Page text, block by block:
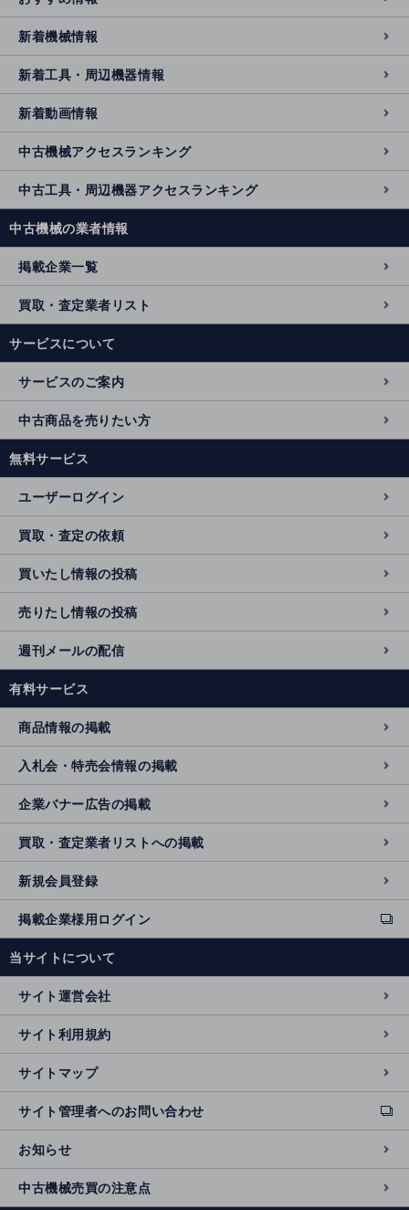
新着機械情報
新着工具・周辺機器情報
新着動画情報
中古機械アクセスランキング
中古工具・周辺機器アクセスランキング
中古機械の業者情報
掲載企業一覧
買取・査定業者リスト
サービスについて
サービスのご案内
中古商品を売りたい方
無料サービス
ユーザーログイン
買取・査定の依頼
買いたし情報の投稿
売りたし情報の投稿
週刊メールの配信
有料サービス
商品情報の掲載
入札会・特売会情報の掲載
企業バナー広告の掲載
買取・査定業者リストへの掲載
新規会員登録
掲載企業様用ログイン
ext
e
n
al
si
t
e
当サイトについて
サイト運営会社
サイト利用規約
サイトマップ
サイト管理者へのお問い合わせ
ext
e
r
n
al
お知らせ
中古機械売買の注意点